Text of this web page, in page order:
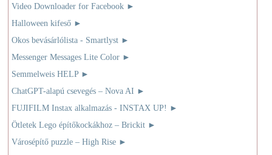
Video Downloader for Facebook ►
Halloween kifeső ►
Okos bevásárlólista - Smartlyst ►
Messenger Messages Lite Color ►
Semmelweis HELP ►
ChatGPT-alapú csevegés – Nova AI ►
FUJIFILM Instax alkalmazás - INSTAX UP! ►
Ötletek Lego építőkockákhoz – Brickit ►
Városépítő puzzle – High Rise ►